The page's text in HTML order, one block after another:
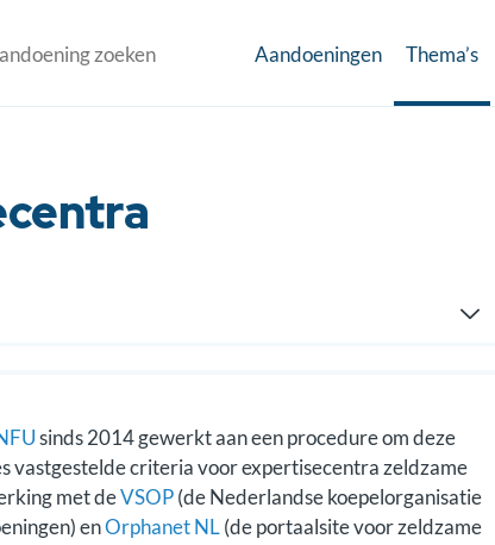
Aandoeningen Thema’s
sinds 2014 gewerkt aan een procedure om deze
vastgestelde criteria voor expertisecentra zeldzame
met deVSOP(de Nederlandse koepelorganisatie
enOrphanet NL(de portaalsite voor zeldzame